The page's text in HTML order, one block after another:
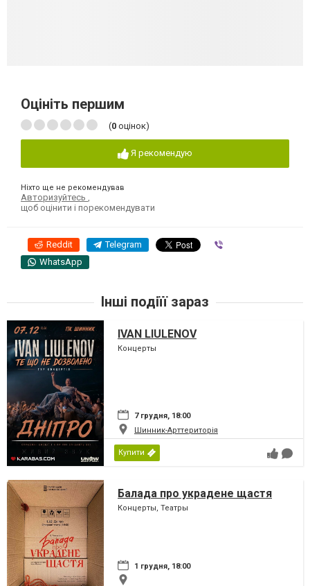
Оцініть першим
(0 оцінок)
Я рекомендую
Ніхто ще не рекомендував
Авторизуйтесь
щоб оцінити і порекомендувати
Reddit Telegram
WhatsApp
Інші подіїї зараз
IVAN LIULENOV
Концерты
7 грудня, 18:00
Шинник-Арттериторія
Купити
Балада про украдене щастя
Концерты, Театры
1 грудня, 18:00